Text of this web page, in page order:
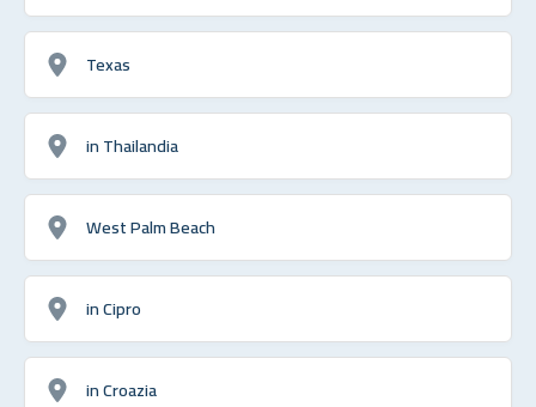
Texas
in Thailandia
West Palm Beach
in Cipro
in Croazia